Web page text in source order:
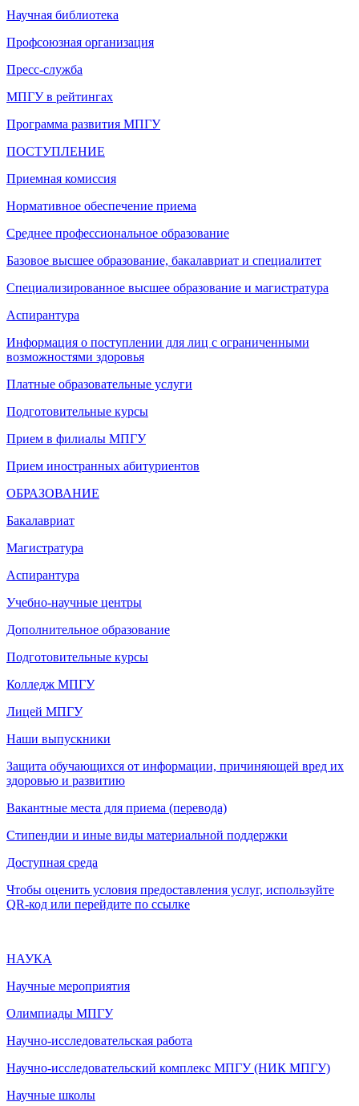
Научная библиотека
Профсоюзная организация
Пресс-служба
МПГУ в рейтингах
Программа развития МПГУ
ПОСТУПЛЕНИЕ
Приемная комиссия
Нормативное обеспечение приема
Среднее профессиональное образование
Базовое высшее образование, бакалавриат и специалитет
Специализированное высшее образование и магистратура
Аспирантура
Информация о поступлении для лиц с ограниченными
возможностями здоровья
Платные образовательные услуги
Подготовительные курсы
Прием в филиалы МПГУ
Прием иностранных абитуриентов
ОБРАЗОВАНИЕ
Бакалавриат
Магистратура
Аспирантура
Учебно-научные центры
Дополнительное образование
Подготовительные курсы
Колледж МПГУ
Лицей МПГУ
Наши выпускники
Защита обучающихся от информации, причиняющей вред их
здоровью и развитию
Вакантные места для приема (перевода)
Стипендии и иные виды материальной поддержки
Доступная среда
Чтобы оценить условия предоставления услуг, используйте
QR-код или перейдите по ссылке
НАУКА
Научные мероприятия
Олимпиады МПГУ
Научно-исследовательская работа
Научно-исследовательский комплекс МПГУ (НИК МПГУ)
Научные школы